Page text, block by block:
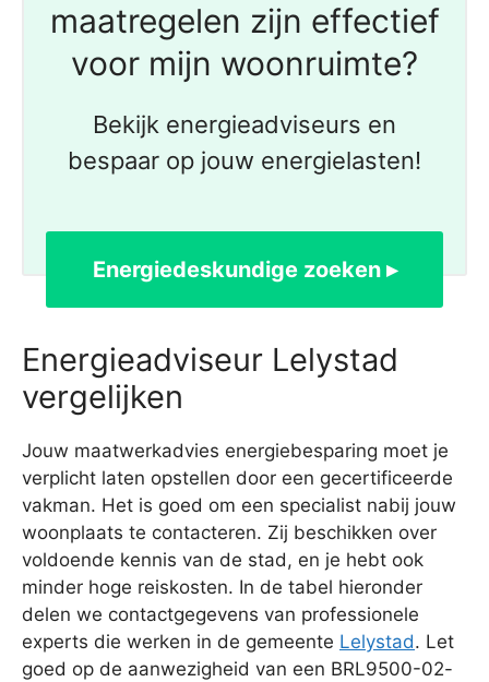
maatregelen zijn effectief
voor mijn woonruimte?
Bekijk energieadviseurs en
bespaar op jouw energielasten!
Energiedeskundige zoeken ▸
Energieadviseur Lelystad
vergelijken
Jouw maatwerkadvies energiebesparing moet je
verplicht laten opstellen door een gecertificeerde
vakman. Het is goed om een specialist nabij jouw
woonplaats te contacteren. Zij beschikken over
voldoende kennis van de stad, en je hebt ook
minder hoge reiskosten. In de tabel hieronder
delen we contactgegevens van professionele
experts die werken in de gemeente Lelystad. Let
goed op de aanwezigheid van een BRL9500-02-